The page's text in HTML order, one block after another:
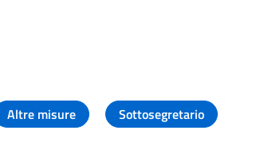
Altre misure
Sottosegretario